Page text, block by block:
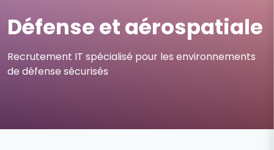
Défense et aérospatiale
Recrutement IT spécialisé pour les environnements
de défense sécurisés